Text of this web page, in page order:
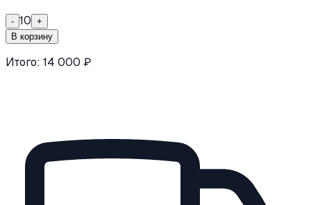
- 10 +
В корзину
Итого: 14 000 ₽